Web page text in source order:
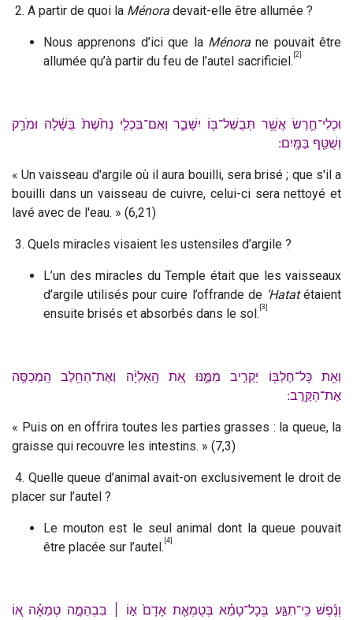
2. A partir de quoi la Ménora devait-elle être allumée ?
Nous apprenons d’ici que la Ménorane pouvait être
allumée qu’à partir du feu de l’autel sacrificiel. [2]
וּכְלִי־חֶ֛רֶשׂ אֲשֶׁ֥ר תְּבֻשַּׁל־בּ֖וֹ יִשָּׁבֵ֑ר וְאִם־בִּכְלִ֤י נְחֹ֙שֶׁת֙ בֻּשָּׁ֔לָה וּמֹרַ֥ק
וְשֻׁטַּ֖ף בַּמָּֽיִם ׃
« Un vaisseau d'argile où il aura bouilli, sera brisé ; que s'il a
bouilli dans un vaisseau de cuivre, celui-ci sera nettoyé et
lavé avec de l'eau. » (6,21)
3. Quels miracles visaient les ustensiles d’argile ?
L’un des miracles du Temple était que les vaisseaux
d’argile utilisés pour cuire l’offrande de‘Hatatétaient
ensuite brisés et absorbés dans le sol. [3]
וְאֵ֥ת כָּל־חֶלְבּ֖וֹ יַקְרִ֣יב מִמֶּ֑נּוּ אֵ֚ת הָֽאַלְיָ֔ה וְאֶת־הַחֵ֖לֶב הַֽמְכַסֶּ֥ה
אֶת־הַקֶּֽרֶב ׃
« Puis on en offrira toutes les parties grasses : la queue, la
graisse qui recouvre les intestins. » (7,3)
4. Quelle queue d’animal avait-on exclusivement le droit de
placer sur l’autel ?
Le mouton est le seul animal dont la queue pouvait
être placée sur l’autel. [4]
וְנֶ֜פֶשׁ כִּֽי־תִגַּ֣ע בְּכָל־טָמֵ֗א בְּטֻמְאַ֤ת אָדָם֙ א֣וֹ ׀ בִּבְהֵמָ֣ה טְמֵאָ֗ה א֚וֹ